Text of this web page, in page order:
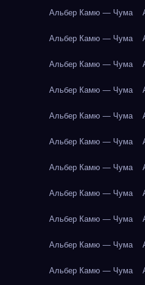
Альбер Камю — Чума
Альбер Камю — Чума
Альбер Камю — Чума
Альбер Камю — Чума
Альбер Камю — Чума
Альбер Камю — Чума
Альбер Камю — Чума
Альбер Камю — Чума
Альбер Камю — Чума
Альбер Камю — Чума
Альбер Камю — Чума